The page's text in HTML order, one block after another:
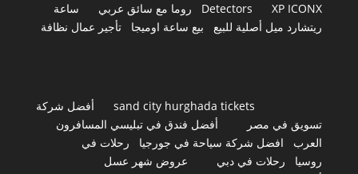
Detectors
XP ICONX روما مع سائق عربي
ساعة
ريتشارد ميل أصلية للبيع
بيع ساعة اوميجا تأجير عمال نظافة
sand city hurghada tickets
أفضل شركة
تسويق في مصر
أفضل فندق في تبليسي المسافرون
العرب
افضل شركة سياحة في جورجيا
رحلات في
روسيا
رحلات في دبي
عروض شهر عسل